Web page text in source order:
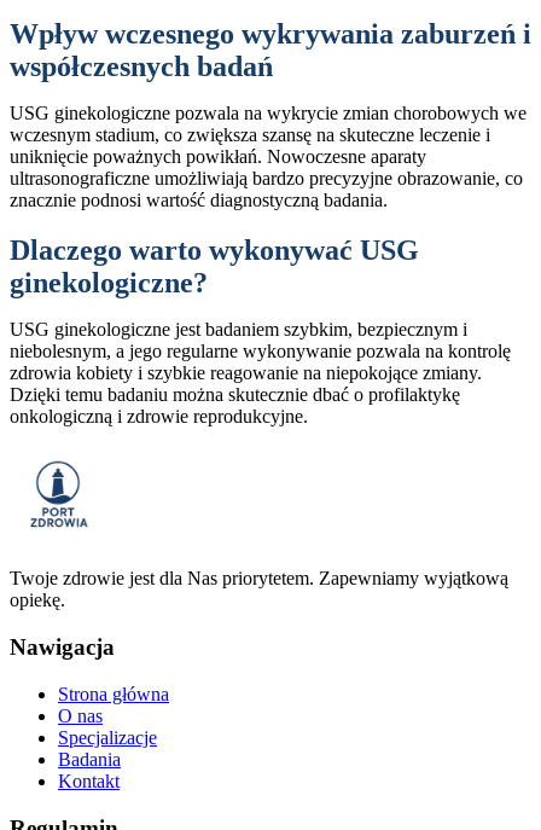
Wpływ wczesnego wykrywania zaburzeń i
współczesnych badań
USG ginekologiczne pozwala na wykrycie zmian chorobowych we
wczesnym stadium, co zwiększa szansę na skuteczne leczenie i
uniknięcie poważnych powikłań. Nowoczesne aparaty
ultrasonograficzne umożliwiają bardzo precyzyjne obrazowanie, co
znacznie podnosi wartość diagnostyczną badania.
Dlaczego warto wykonywać USG
ginekologiczne?
USG ginekologiczne jest badaniem szybkim, bezpiecznym i
niebolesnym, a jego regularne wykonywanie pozwala na kontrolę
zdrowia kobiety i szybkie reagowanie na niepokojące zmiany.
Dzięki temu badaniu można skutecznie dbać o profilaktykę
onkologiczną i zdrowie reprodukcyjne.
Twoje zdrowie jest dla Nas priorytetem. Zapewniamy wyjątkową
opiekę.
Nawigacja
Strona główna
O nas
Specjalizacje
Badania
Kontakt